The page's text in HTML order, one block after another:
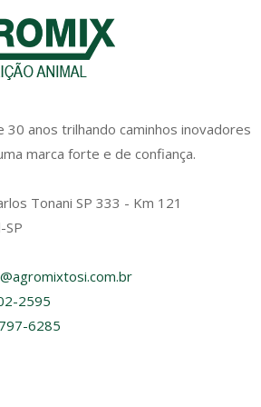
30 anos trilhando caminhos inovadores
marca forte e de confiança.
Tonani SP 333 - Km 121
SP
2595
6285